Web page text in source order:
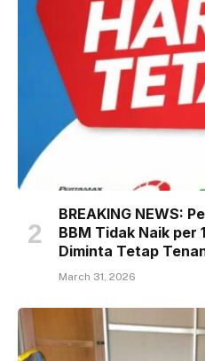
BREAKING NEWS:
BBM Tidak Naik per
Diminta Tetap
March 31, 2026